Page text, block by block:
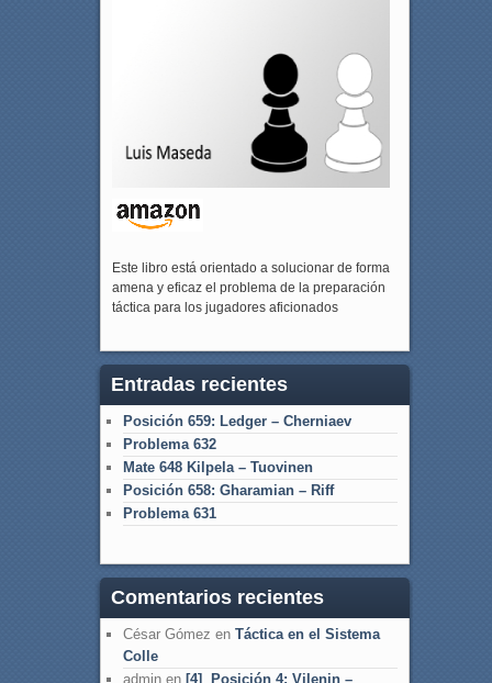
Este libro está orientado a solucionar de forma
amena y eficaz el problema de la preparación
táctica para los jugadores aficionados
Entradas recientes
Posición 659: Ledger – Cherniaev
Problema 632
Mate 648 Kilpela – Tuovinen
Posición 658: Gharamian – Riff
Problema 631
Comentarios recientes
César Gómez en Táctica en el Sistema
Colle
adminen [4] Posición 4: Vilenin –